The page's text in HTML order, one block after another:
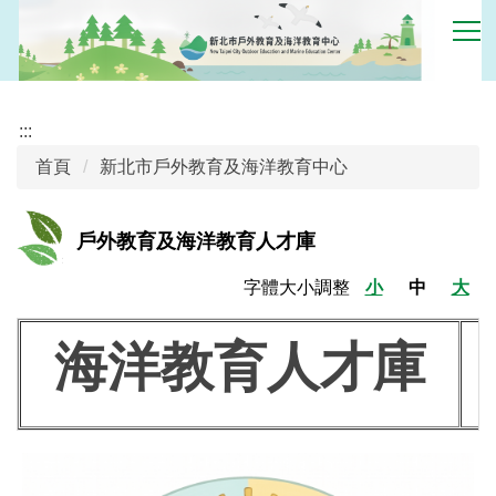
到
主
內
:::
首頁
新北市戶外教育及海洋教育中心
戶外教育及海洋教育人才庫
字體大小調整 小 中 大
海洋教育人才庫